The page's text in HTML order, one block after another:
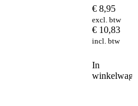
€ 8,95
excl. btw
€ 10,83
incl. btw
In
winkelwagen